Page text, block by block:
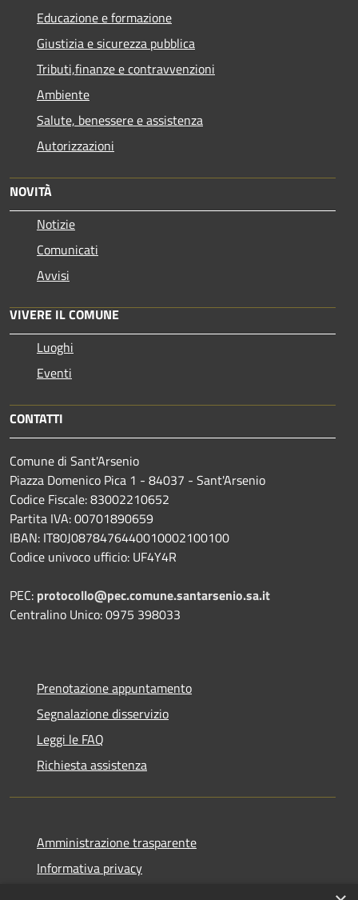
Educazione e formazione
Giustizia e sicurezza pubblica
Tributi,finanze e contravvenzioni
Ambiente
Salute, benessere e assistenza
Autorizzazioni
NOVITÀ
Notizie
Comunicati
Avvisi
VIVERE IL COMUNE
Luoghi
Eventi
CONTATTI
Comune di Sant'Arsenio
Piazza Domenico Pica 1 - 84037 - Sant'Arsenio
Codice Fiscale: 83002210652
Partita IVA: 00701890659
IBAN: IT80J0878476440010002100100
Codice univoco ufficio: UF4Y4R
PEC: protocollo@pec.comune.santarsenio.sa.it
Centralino Unico: 0975 398033
Prenotazione appuntamento
Segnalazione disservizio
Leggi le FAQ
Richiesta assistenza
Amministrazione trasparente
Informativa privacy